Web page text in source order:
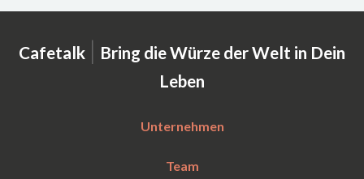
Cafetalk | Bring die Würze der Welt in Dein
Leben
Unternehmen
Team